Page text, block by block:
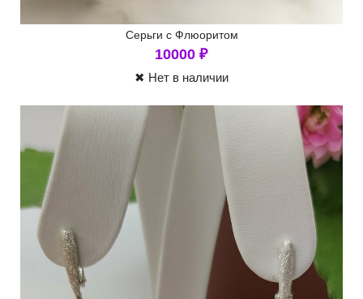
Серьги с Флюоритом
10000 ₽
✖ Нет в наличии